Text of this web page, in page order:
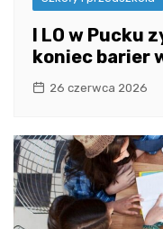
I LO w Pucku
koniec barier
26 czerwca 2026